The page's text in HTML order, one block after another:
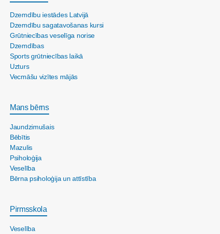
Dzemdību iestādes Latvijā
Dzemdību sagatavošanas kursi
Grūtniecības veselīga norise
Dzemdības
Sports grūtniecības laikā
Uzturs
Vecmāšu vizītes mājās
Mans bērns
Jaundzimušais
Bēbītis
Mazulis
Psiholoģija
Veselība
Bērna psiholoģija un attīstība
Pirmsskola
Veselība